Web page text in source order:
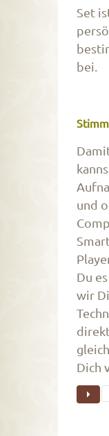
Set
bei.
und
Du
wir
Dich